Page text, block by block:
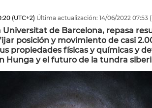
(UTC+2) Última actualización: 14/06/2022 07:53
Universitat de Barcelona, repasa
posición y movimiento de casi
propiedades físicas y químicas y
Hunga y el futuro de la tundra